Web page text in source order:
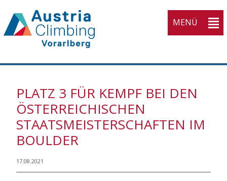
Home
Open submenu
Athletinnen
3
Open submenu
Wettkampfsport
4
Ausbildung
MENÜ
PLATZ 3 FÜR KEMPF BEI DEN
ÖSTERREICHISCHEN
STAATSMEISTERSCHAFTEN IM
BOULDER
17.08.2021